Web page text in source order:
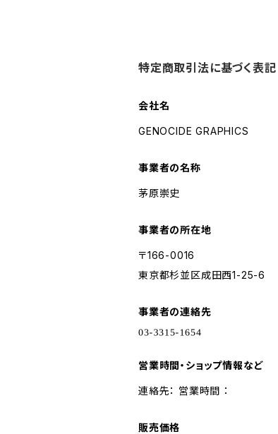
特定商取引法に基づく表記
会社名
GENOCIDE GRAPHICS
事業者の名称
茅原崇史
事業者の所在地
〒166-0016
東京都杉並区成田西1-25-6
事業者の連絡先
営業時間・ショップ情報など
連絡先： 営業時間 ：
販売価格